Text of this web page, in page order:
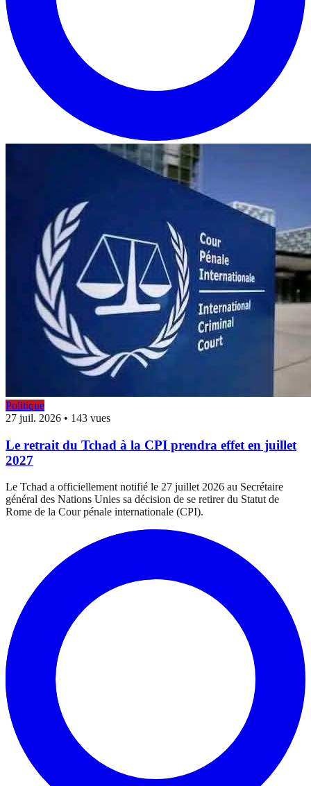
Politique
27 juil. 2026 • 143 vues
Le retrait du Tchad à la CPI prendra effet en juillet
2027
Le Tchad a officiellement notifié le 27 juillet 2026 au Secrétaire
général des Nations Unies sa décision de se retirer du Statut de
Rome de la Cour pénale internationale (CPI).